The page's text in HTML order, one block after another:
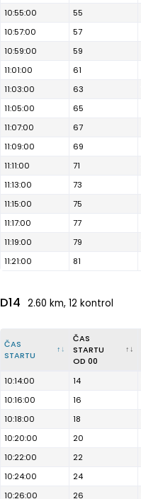
10:55:00
55
10:57:00
57
10:59:00
59
11:01:00
61
11:03:00
63
11:05:00
65
11:07:00
67
11:09:00
69
11:11:00
71
11:13:00
73
11:15:00
75
11:17:00
77
11:19:00
79
11:21:00
81
D14 2.60 km, 12 kontrol
ČAS
STARTU
ČAS
STARTU
OD 00
10:14:00 14
10:16:00
16
10:18:00
18
10:20:00
20
10:22:00
22
10:24:00
24
10:26:00
26